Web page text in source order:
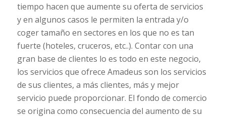
tiempo hacen que aumente su oferta de servicios
y en algunos casos le permiten la entrada y/o
coger tamaño en sectores en los que no es tan
fuerte (hoteles, cruceros, etc..). Contar con una
gran base de clientes lo es todo en este negocio,
los servicios que ofrece Amadeus son los servicios
de sus clientes, a más clientes, más y mejor
servicio puede proporcionar. El fondo de comercio
se origina como consecuencia del aumento de su